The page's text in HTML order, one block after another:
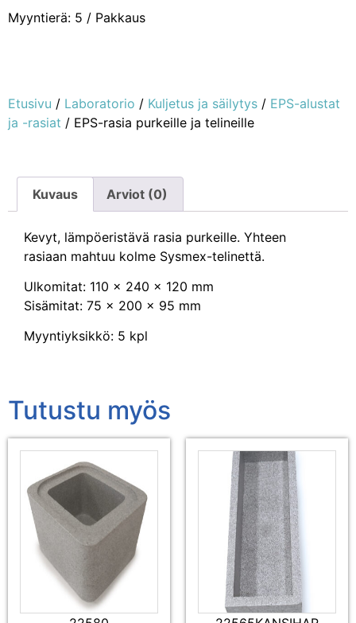
Myyntierä: 5 / Pakkaus
Etusivu / Laboratorio / Kuljetus ja säilytys / EPS-alustat
ja -rasiat / EPS-rasia purkeille ja telineille
Kuvaus Arviot (0)
Kevyt, lämpöeristävä rasia purkeille. Yhteen
rasiaan mahtuu kolme Sysmex-telinettä.
Ulkomitat: 110 x 240 x 120 mm
Sisämitat: 75 x 200 x 95 mm
Myyntiyksikkö: 5 kpl
Tutustu myös